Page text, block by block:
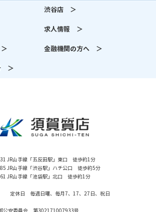
渋谷店 ＞
求人情報 ＞
金融機関の方へ ＞
＞
JR山手線「五反田駅」東口 徒歩約1分
JR山手線「渋谷駅」ハチ公口 徒歩約5分
JR山手線「池袋駅」北口 徒歩約1分
定休日 毎週日曜、毎月7、17、27日、祝日